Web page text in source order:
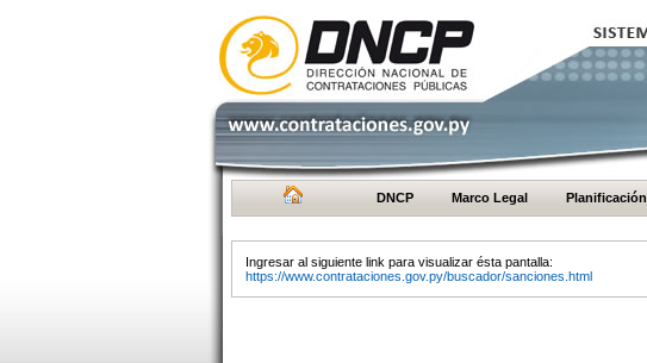
DNCP Marco Legal Planificación
Ingresar al siguiente link para visualizar ésta pantalla:
https://www.contrataciones.gov.py/buscador/sanciones.html